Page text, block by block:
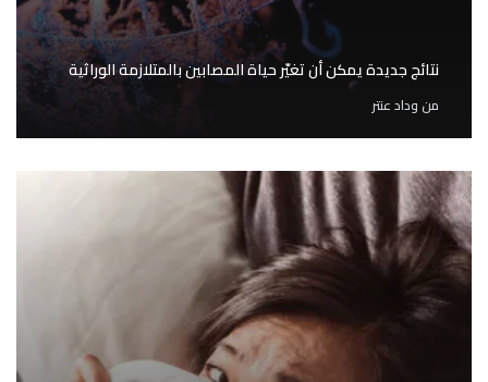
نتائج جديدة يمكن أن تغيّر حياة المصابين بالمتلازمة الوراثية
من وداد عنتر